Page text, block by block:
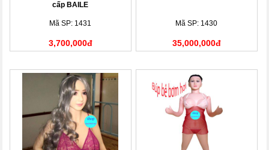
cấp BAILE
Mã SP: 1431
3,700,000đ
Mã SP: 1430
35,000,000đ